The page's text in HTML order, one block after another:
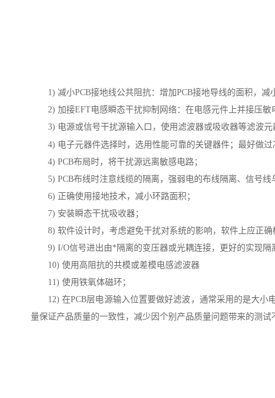
1) 减小PCB接地线公共阻抗：增加PCB接地导线的面积，减
2) 加接EFT电感瞬态干扰抑制网络：在电感元件上并接压
3) 电源或信号干扰源输入口，使用滤波器或吸收器等滤波
4) 电子元器件选择时，选用性能可靠的关键器件；最好做过
4) PCB布局时，将干扰源远离敏感电路；
5) PCB布线时注意线缆的隔离，强弱电的布线隔离、信号
6) 正确使用接地技术，减小环路面积；
7) 安装瞬态干扰吸收器；
8) 软件设计时，考虑避免干扰对系统的影响，软件上应正
9) I/O信号进出由*隔离的变压器或光耦连接，更好的实现隔
10) 使用高阻抗的共模或差模电感滤波器
11) 使用铁氧体磁环；
12) 在PCB层电源输入位置要做好滤波，通常采用的是大
量保证产品质量的一致性，减少因个别产品质量问题带来的测试